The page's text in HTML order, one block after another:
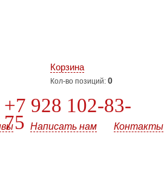
Корзина
Кол-во позиций: 0
+7 928 102-83-
75 Написать нам Контакты